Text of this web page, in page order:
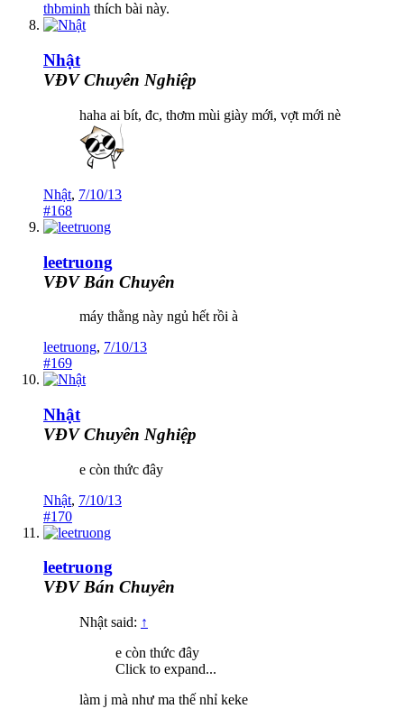
thbminh thích bài này.
Nhật
VĐV Chuyên Nghiệp
haha ai bít, đc, thơm mùi giày mới, vợt mới nè
Nhật, 7/10/13
#168
leetruong
VĐV Bán Chuyên
máy thằng này ngủ hết rồi à
leetruong, 7/10/13
#169
Nhật
VĐV Chuyên Nghiệp
e còn thức đây
Nhật, 7/10/13
#170
leetruong
VĐV Bán Chuyên
Nhật said: ↑
e còn thức đây
Click to expand...
làm j mà như ma thế nhỉ keke